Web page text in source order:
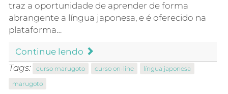
traz a oportunidade de aprender de forma
abrangente a língua japonesa, e é oferecido na
plataforma…
Continue lendo
Tags:
curso marugoto curso on-line
língua japonesa
marugoto